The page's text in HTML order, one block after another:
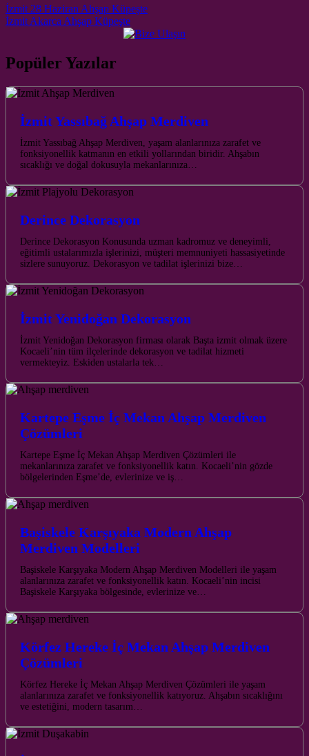
Post navigation
İzmit 28 Haziran Ahşap Küpeşte
İzmit Akarca Ahşap Küpeşte
Popüler Yazılar
İzmit Yassıbağ Ahşap Merdiven
İzmit Yassıbağ Ahşap Merdiven, yaşam alanlarınıza zarafet ve
fonksiyonellik katmanın en etkili yollarından biridir. Ahşabın
sıcaklığı ve doğal dokusuyla mekanlarınıza…
Derince Dekorasyon
Derince Dekorasyon Konusunda uzman kadromuz ve deneyimli,
eğitimli ustalarımızla işlerinizi, müşteri memnuniyeti hassasiyetinde
sizlere sunuyoruz. Dekorasyon ve tadilat işlerinizi bize…
İzmit Yenidoğan Dekorasyon
İzmit Yenidoğan Dekorasyon firması olarak Başta izmit olmak üzere
Kocaeli’nin tüm ilçelerinde dekorasyon ve tadilat hizmeti
vermekteyiz. Eskiden ustalarla tek…
Kartepe Eşme İç Mekan Ahşap Merdiven
Çözümleri
Kartepe Eşme İç Mekan Ahşap Merdiven Çözümleri ile
mekanlarınıza zarafet ve fonksiyonellik katın. Kocaeli’nin gözde
bölgelerinden Eşme’de, evlerinize ve iş…
Başiskele Karşıyaka Modern Ahşap
Merdiven Modelleri
Başiskele Karşıyaka Modern Ahşap Merdiven Modelleri ile yaşam
alanlarınıza zarafet ve fonksiyonellik katın. Kocaeli’nin incisi
Başiskele Karşıyaka bölgesinde, evlerinize ve…
Körfez Hereke İç Mekan Ahşap Merdiven
Çözümleri
Körfez Hereke İç Mekan Ahşap Merdiven Çözümleri ile yaşam
alanlarınıza zarafet ve fonksiyonellik katıyoruz. Ahşabın sıcaklığını
ve estetiğini, modern tasarım…